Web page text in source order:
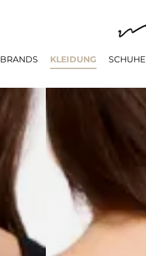
BRANDS KLEIDUNG SCHUHE